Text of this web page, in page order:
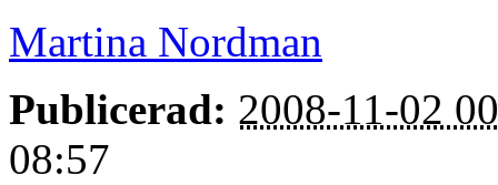
Martina Nordman
Publicerad: 2008-11-02
08:57